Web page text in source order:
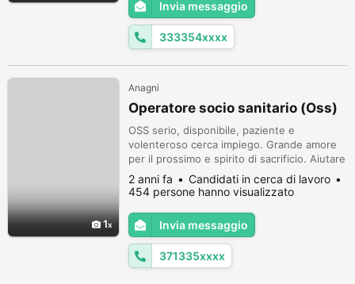
persona, somministrazione medicinali,
preparazione pasti, pulizia della casa.
Conosco lingua i...
Invia messaggio
333354xxxx
1
Anagni
Operatore socio sanitario (Oss)
OSS serio, disponibile, paziente e
volenteroso cerca impiego. Grande amore
per il prossimo e spirito di sacrificio. Aiutare
il prossimo, è per me un bene prezioso e
primario. Disponibilità al lavoro di gruppo e
al trasferimento. Attualmente occupato in
un lavoro precario. Tempo di preavviso:
15/20 giorni. Distinti e cordiali saluti.
Disponibile anche per ass...
2 anni fa
Candidati in cerca di lavoro
454 persone hanno visualizzato
Invia messaggio
371335xxxx